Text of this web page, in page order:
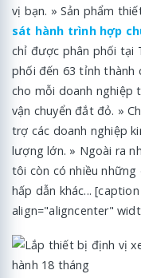
vị bạn. » Sản phẩm
sát hành trình hợp
chỉ được phân phối tại
phối đến 63 tỉnh thành
cho mỗi doanh nghiệp
vận chuyển đắt đỏ. »
trợ các doanh nghiệp
lượng lớn. » Ngoài ra
tôi còn có nhiều những
hấp dẫn khác...
align="aligncenter"